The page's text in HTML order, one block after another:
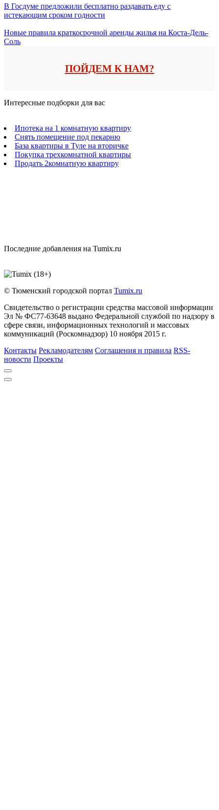
В Госдуме предложили бесплатно раздавать еду с
истекающим сроком годности
Новые правила краткосрочной аренды жилья на Коста-Дель-
Соль
ПОЙДЕМ К НАМ?
Интересные подборки для вас
Ипотека на 1 комнатную квартиру
Снять помещение под пекарню
База квартиры в Туле на вторичке
Покупка трехкомнатной квартиры
Продать 2комнатную квартиру
Последние добавления на Tumix.ru
© Тюменский городской портал Tumix.ru
Свидетельство о регистрации средства массовой информации
Эл № ФС77-63648 выдано Федеральной службой по надзору в
сфере связи, информационных технологий и массовых
коммуникаций (Роскомнадзор) 10 ноября 2015 г.
Контакты Рекламодателям Соглашения и правила RSS-
новости Проекты